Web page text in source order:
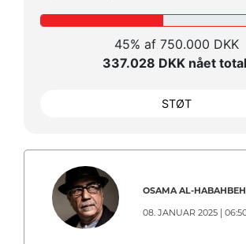
45% af 750.000 DKK
337.028 DKK nået
STØT
OSAMA AL-HABAHBEH
08. JANUAR 2025 |